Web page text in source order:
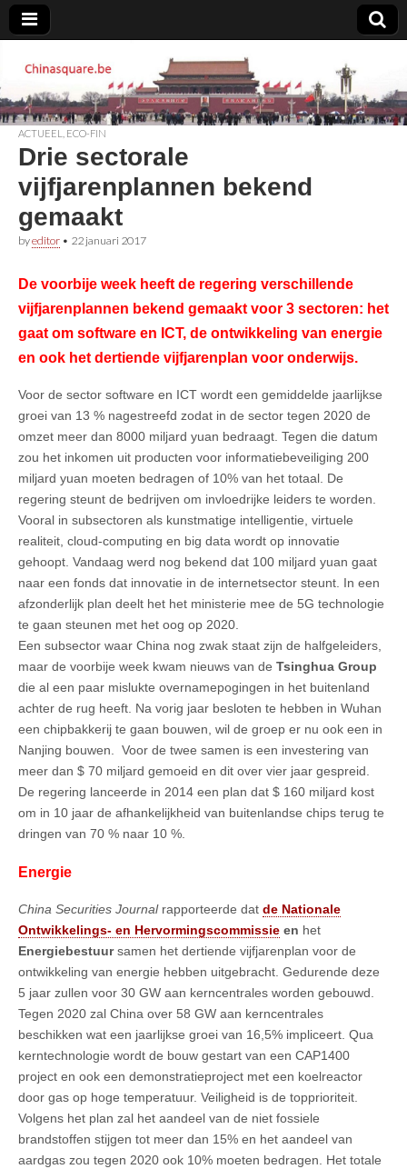
Chinasquare.be
ACTUEEL ECO-FIN
Drie sectorale
vijfjarenplannen bekend
gemaakt
byeditor • 22 januari 2017
De voorbije week heeft de regering verschillende
vijfjarenplannen bekend gemaakt voor 3 sectoren: het
gaat om software en ICT, de ontwikkeling van energie
en ook het dertiende vijfjarenplan voor onderwijs.
Voor de sector software en ICT wordt een gemiddelde jaarlijkse
groei van 13 % nagestreefd zodat in de sector tegen 2020 de
omzet meer dan 8000 miljard yuan bedraagt. Tegen die datum
zou het inkomen uit producten voor informatiebeveiliging 200
miljard yuan moeten bedragen of 10% van het totaal. De
regering steunt de bedrijven om invloedrijke leiders te worden.
Vooral in subsectoren als kunstmatige intelligentie, virtuele
realiteit, cloud-computing en big data wordt op innovatie
gehoopt. Vandaag werd nog bekend dat 100 miljard yuan gaat
naar een fonds dat innovatie in de internetsector steunt. In een
afzonderlijk plan deelt het het ministerie mee de 5G technologie
te gaan steunen met het oog op 2020.
Een subsector waar China nog zwak staat zijn de halfgeleiders,
maar de voorbije week kwam nieuws van de Tsinghua Group
die al een paar mislukte overnamepogingen in het buitenland
achter de rug heeft. Na vorig jaar besloten te hebben in Wuhan
een chipbakkerij te gaan bouwen, wil de groep er nu ook een in
Nanjing bouwen. Voor de twee samen is een investering van
meer dan $ 70 miljard gemoeid en dit over vier jaar gespreid.
De regering lanceerde in 2014 een plan dat $ 160 miljard kost
om in 10 jaar de afhankelijkheid van buitenlandse chips terug te
dringen van 70 % naar 10 %.
Energie
China Securities Journalrapporteerde dat de Nationale
Ontwikkelings- en Hervormingscommissie en het
Energiebestuursamen het dertiende vijfjarenplan voor de
ontwikkeling van energie hebben uitgebracht. Gedurende deze
5 jaar zullen voor 30 GW aan kerncentrales worden gebouwd.
Tegen 2020 zal China over 58 GW aan kerncentrales
beschikken wat een jaarlijkse groei van 16,5% impliceert. Qua
kerntechnologie wordt de bouw gestart van een CAP1400
project en ook een demonstratieproject met een koelreactor
door gas op hoge temperatuur. Veiligheid is de topprioriteit.
Volgens het plan zal het aandeel van de niet fossiele
brandstoffen stijgen tot meer dan 15% en het aandeel van
aardgas zou tegen 2020 ook 10% moeten bedragen. Het totale